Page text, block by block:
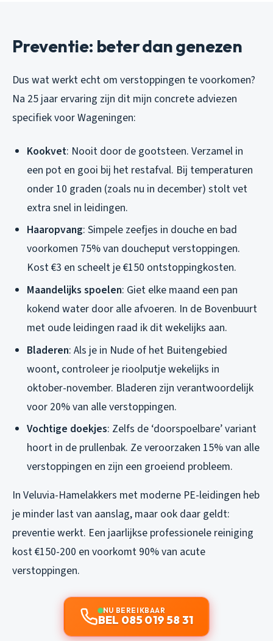
Preventie: beter dan genezen
Dus wat werkt echt om verstoppingen te voorkomen?
Na 25 jaar ervaring zijn dit mijn concrete adviezen
specifiek voor Wageningen:
Kookvet: Nooit door de gootsteen. Verzamel in
een pot en gooi bij het restafval. Bij temperaturen
onder 10 graden (zoals nu in december) stolt vet
extra snel in leidingen.
Haaropvang: Simpele zeefjes in douche en bad
voorkomen 75% van doucheput verstoppingen.
Kost €3 en scheelt je €150 ontstoppingkosten.
Maandelijks spoelen: Giet elke maand een pan
kokend water door alle afvoeren. In de Bovenbuurt
met oude leidingen raad ik dit wekelijks aan.
Bladeren: Als je in Nude of het Buitengebied
woont, controleer je rioolputje wekelijks in
oktober-november. Bladeren zijn verantwoordelijk
voor 20% van alle verstoppingen.
Vochtige doekjes: Zelfs de ‘doorspoelbare’ variant
hoort in de prullenbak. Ze veroorzaken 15% van alle
verstoppingen en zijn een groeiend probleem.
In Veluvia-Hamelakkers met moderne PE-leidingen heb
je minder last van aanslag, maar ook daar geldt:
preventie werkt. Een jaarlijkse professionele reiniging
kost €150-200 en voorkomt 90% van acute
verstoppingen.
NU BEREIKBAAR
BEL 085 019 58 31